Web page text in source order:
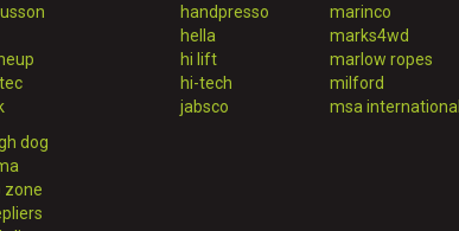
handpresso
hella
hi lift
hi-tech
jabsco
marinco
marks4wd
marlow ropes
milford
msa international
dog
zone